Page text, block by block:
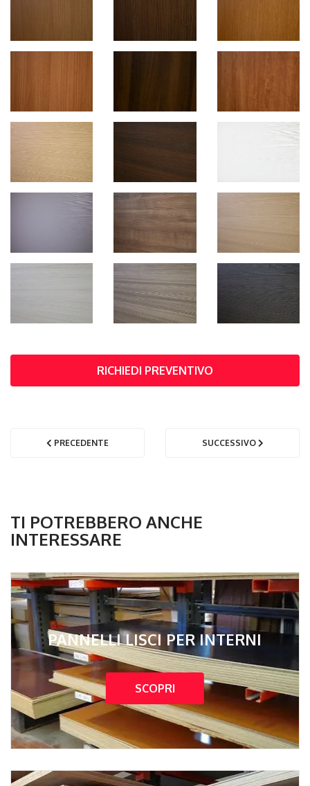
RICHIEDI PREVENTIVO
PRECEDENTE SUCCESSIVO
TI POTREBBERO ANCHE
INTERESSARE
PANNELLI LISCI PER INTERNI
SCOPRI